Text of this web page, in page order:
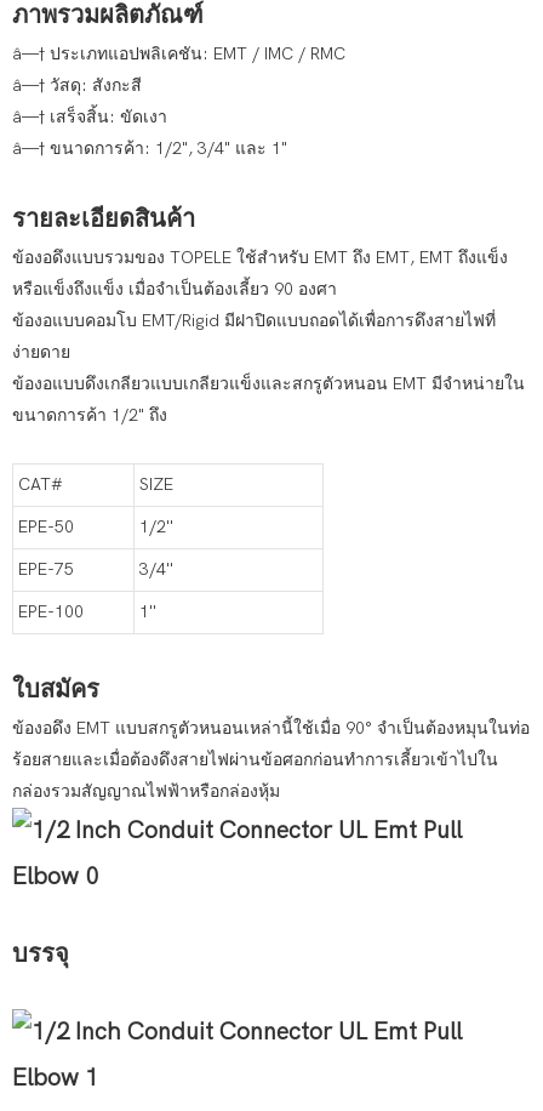
ภาพรวมผลิตภัณฑ์
â—† ประเภทแอปพลิเคชัน: EMT / IMC / RMC
â—† วัสดุ: สังกะสี
â—† เสร็จสิ้น: ขัดเงา
â—† ขนาดการค้า: 1/2", 3/4" และ 1"
รายละเอียดสินค้า
ข้องอดึงแบบรวมของ TOPELE ใช้สำหรับ EMT ถึง EMT, EMT ถึงแข็ง
หรือแข็งถึงแข็ง เมื่อจำเป็นต้องเลี้ยว 90 องศา
ข้องอแบบคอมโบ EMT/Rigid มีฝาปิดแบบถอดได้เพื่อการดึงสายไฟที่
ง่ายดาย
ข้องอแบบดึงเกลียวแบบเกลียวแข็งและสกรูตัวหนอน EMT มีจำหน่ายใน
ขนาดการค้า 1/2" ถึง
CAT# SIZE
EPE-50 1/2''
EPE-75 3/4''
EPE-100 1''
ใบสมัคร
ข้องอดึง EMT แบบสกรูตัวหนอนเหล่านี้ใช้เมื่อ 90° จำเป็นต้องหมุนในท่อ
ร้อยสายและเมื่อต้องดึงสายไฟผ่านข้อศอกก่อนทำการเลี้ยวเข้าไปใน
กล่องรวมสัญญาณไฟฟ้าหรือกล่องหุ้ม
บรรจุ